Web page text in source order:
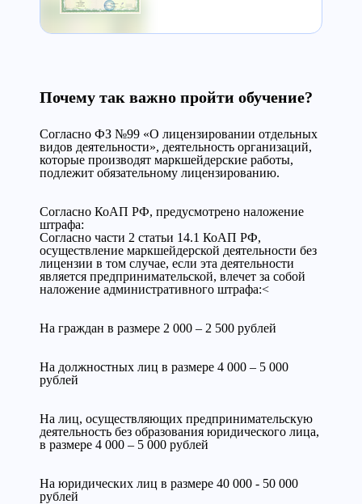
Почему так важно пройти обучение?
Согласно ФЗ №99 «О лицензировании отдельных
видов деятельности», деятельность организаций,
которые производят маркшейдерские работы,
подлежит обязательному лицензированию.
Cогласно КоАП РФ, предусмотрено наложение
штрафа:
Согласно части 2 статьи 14.1 КоАП РФ,
осуществление маркшейдерской деятельности без
лицензии в том случае, если эта деятельности
является предпринимательской, влечет за собой
наложение административного штрафа:<
На граждан в размере 2 000 – 2 500 рублей
На должностных лиц в размере 4 000 – 5 000
рублей
На лиц, осуществляющих предпринимательскую
деятельность без образования юридического лица,
в размере 4 000 – 5 000 рублей
На юридических лиц в размере 40 000 - 50 000
рублей